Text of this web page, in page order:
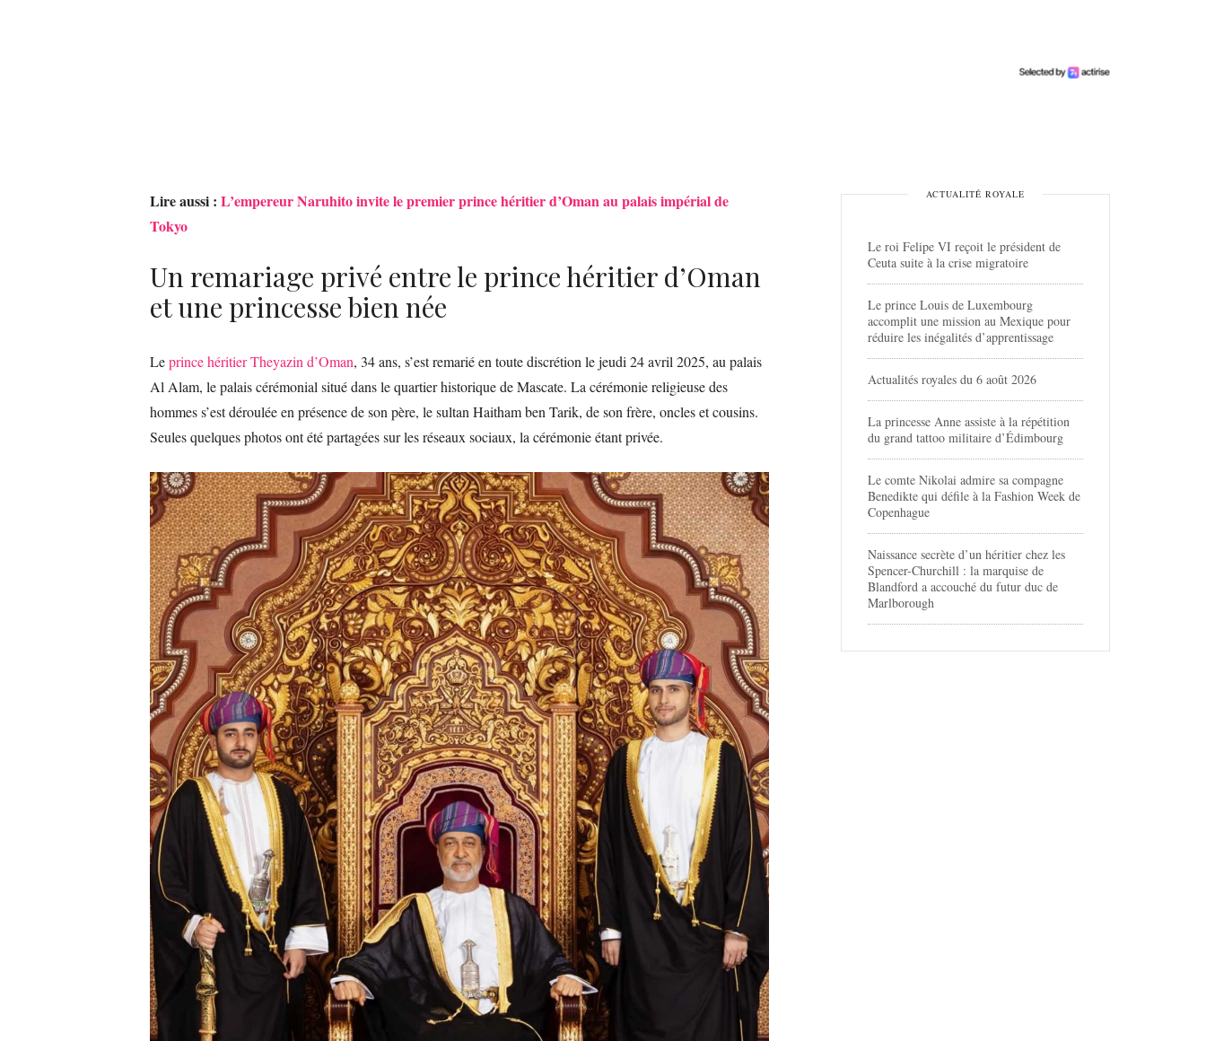
Lire aussi : L’empereur Naruhito invite le premier prince héritier d’Oman au palais impérial de
Tokyo
Un remariage privé entre le prince héritier d’Oman
et une princesse bien née
Leprince héritier Theyazin d’Oman, 34 ans, s’est remarié en toute discrétion le jeudi 24 avril 2025, au palais
Al Alam, le palais cérémonial situé dans le quartier historique de Mascate. La cérémonie religieuse des
hommes s’est déroulée en présence de son père, le sultan Haitham ben Tarik, de son frère, oncles et cousins.
Seules quelques photos ont été partagées sur les réseaux sociaux, la cérémonie étant privée.
ACTUALITÉ ROYALE
Le roi Felipe VI reçoit le président de
Ceuta suite à la crise migratoire
Le prince Louis de Luxembourg
accomplit une mission au Mexique pour
réduire les inégalités d’apprentissage
Actualités royales du 6 août 2026
La princesse Anne assiste à la répétition
du grand tattoo militaire d’Édimbourg
Le comte Nikolai admire sa compagne
Benedikte qui défile à la Fashion Week de
Copenhague
Naissance secrète d’un héritier chez les
Spencer-Churchill : la marquise de
Blandford a accouché du futur duc de
Marlborough